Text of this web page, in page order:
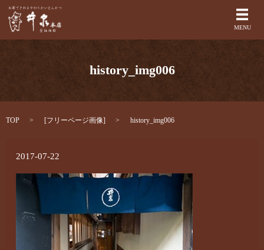
MENU
history_img006
TOP [フリーページ画像] history_img006
2017-07-22